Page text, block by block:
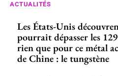
ACTUALITÉS
Les États-Unis
pourrait dépasser les
rien que pour ce métal
de Chine : le tungstène